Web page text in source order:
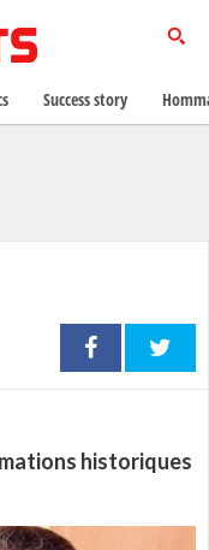
historiques
Success story